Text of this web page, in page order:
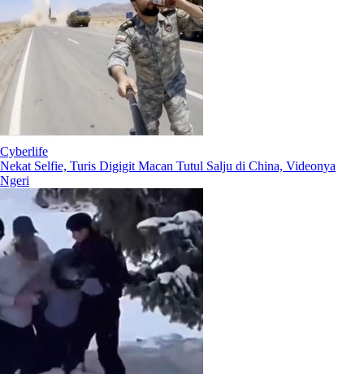
Cyberlife
Nekat Selfie, Turis Digigit Macan Tutul Salju di China, Videonya
Ngeri